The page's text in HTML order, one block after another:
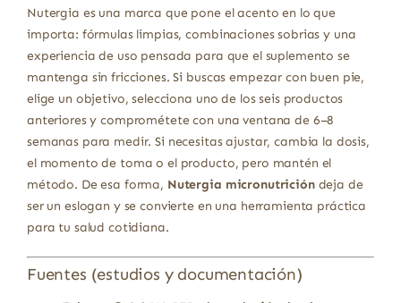
Nutergia es una marca que pone el acento en lo que
importa: fórmulas limpias, combinaciones sobrias y una
experiencia de uso pensada para que el suplemento se
mantenga sin fricciones. Si buscas empezar con buen pie,
elige un objetivo, selecciona uno de los seis productos
anteriores y comprométete con una ventana de 6–8
semanas para medir. Si necesitas ajustar, cambia la dosis,
el momento de toma o el producto, pero mantén el
método. De esa forma, Nutergia micronutricióndeja de
ser un eslogan y se convierte en una herramienta práctica
para tu salud cotidiana.
Fuentes (estudios y documentación)